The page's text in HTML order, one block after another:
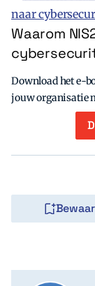
Waarom
Download het e-
jouw organisatie